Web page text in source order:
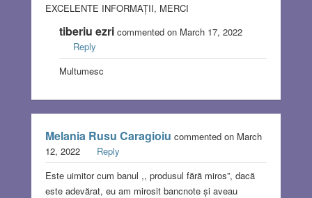
EXCELENTE INFORMAȚII, MERCI
tiberiu ezricommented on March 17, 2022
Reply
Multumesc
Melania Rusu Caragioiu commented on March
12, 2022
Reply
Este uimitor cum banul ,, produsul fără miros”, dacă
este adevărat, eu am mirosit bancnote și aveau